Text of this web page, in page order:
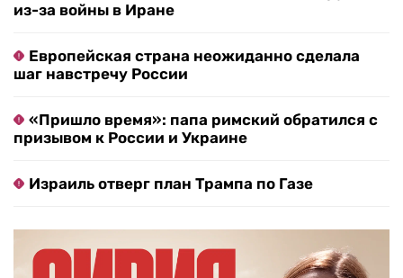
из-за войны в Иране
Европейская страна неожиданно сделала
шаг навстречу России
«Пришло время»: папа римский обратился с
призывом к России и Украине
Израиль отверг план Трампа по Газе